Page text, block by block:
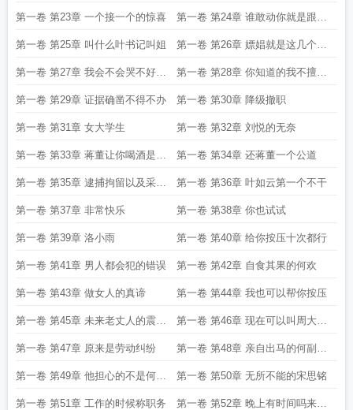
就是睡她妈的人厉害 如云
第一卷 第23章 一个接一个的惊喜 第一卷 第24章 谁敢动你就是跟我
叶如云过不去
第一卷 第25章 叫什么叶书记叫姐 第一卷 第26章 嫖娼就是这几个处
分
第一卷 第27章 我会不会哭不好说
但你很快就会哭了
第一卷 第28章 你知道的我不擅长
偷拍
第一卷 第29章 证据确凿不得不办 第一卷 第30章 降级撤职
第一卷 第31章 女大学生 第一卷 第32章 刘悦的无奈
第一卷 第33章 蒋董让你喝酒是看
得起你
第一卷 第34章 还蒋董一个公道
第一卷 第35章 逮捕拘留以及采取
强制措施
第一卷 第36章 叶如云第一个不干
第一卷 第37章 非常快乐 第一卷 第38章 你也试试
第一卷 第39章 洛小雨 第一卷 第40章 给你按压十次都行
第一卷 第41章 男人都会犯的错误 第一卷 第42章 自食其果的何欢
第一卷 第43章 做女人的真谛 第一卷 第44章 我也可以帮你按压
第一卷 第45章 未来老丈人的震慑
力
第一卷 第46章 现在可以叫周大强
过来了吗
第一卷 第47章 原来是劳动纠纷 第一卷 第48章 亲自出马的何副市
长
第一卷 第49章 他担心的不是何欢
而是自己
第一卷 第50章 无所不能的宋思铭
第一卷 第51章 工作的时候称职务 第一卷 第52章 晚上有时间吗来我